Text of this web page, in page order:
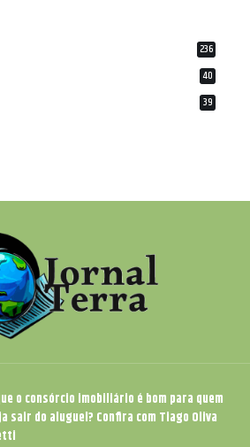
236
40
39
o consórcio imobiliário é bom para quem
sair do aluguel? Confira com Tiago Oliva